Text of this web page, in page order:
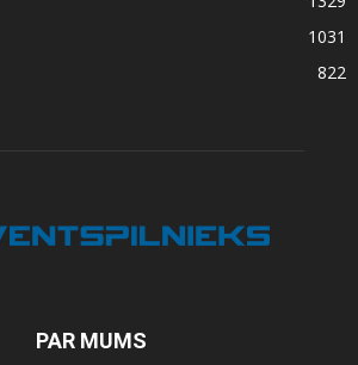
1031
822
PAR MUMS